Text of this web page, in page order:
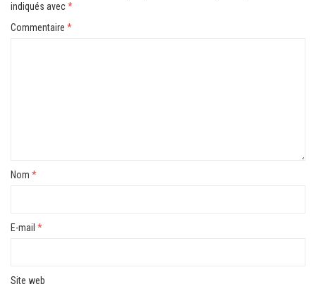
indiqués avec*
Commentaire *
Nom *
E-mail *
Site web